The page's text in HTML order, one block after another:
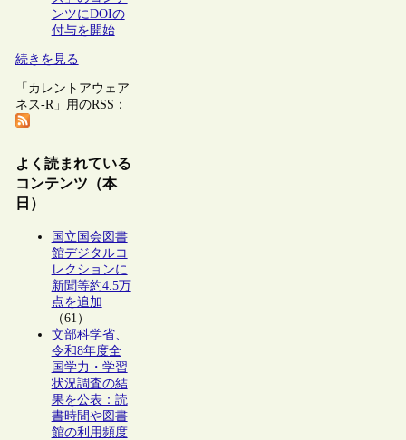
ンツにDOIの
付与を開始
続きを見る
「カレントアウェア
ネス-R」用のRSS：
よく読まれている
コンテンツ（本
日）
国立国会図書
館デジタルコ
レクションに
新聞等約4.5万
点を追加
（61）
文部科学省、
令和8年度全
国学力・学習
状況調査の結
果を公表：読
書時間や図書
館の利用頻度